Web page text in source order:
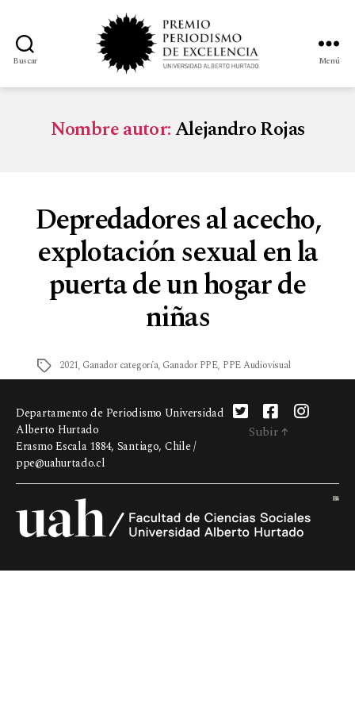
Buscar Menú
Nombre autor:Alejandro Rojas
Depredadores al acecho,
explotación sexual en la
puerta de un hogar de
niñas
2021, Ganador categoría, Ganador PPE, PPE Audiovisual
Departamento de Periodismo Universidad
Alberto Hurtado
Erasmo Escala 1884, Santiago, Chile /
ppe@uahurtado.cl
Subir ↑